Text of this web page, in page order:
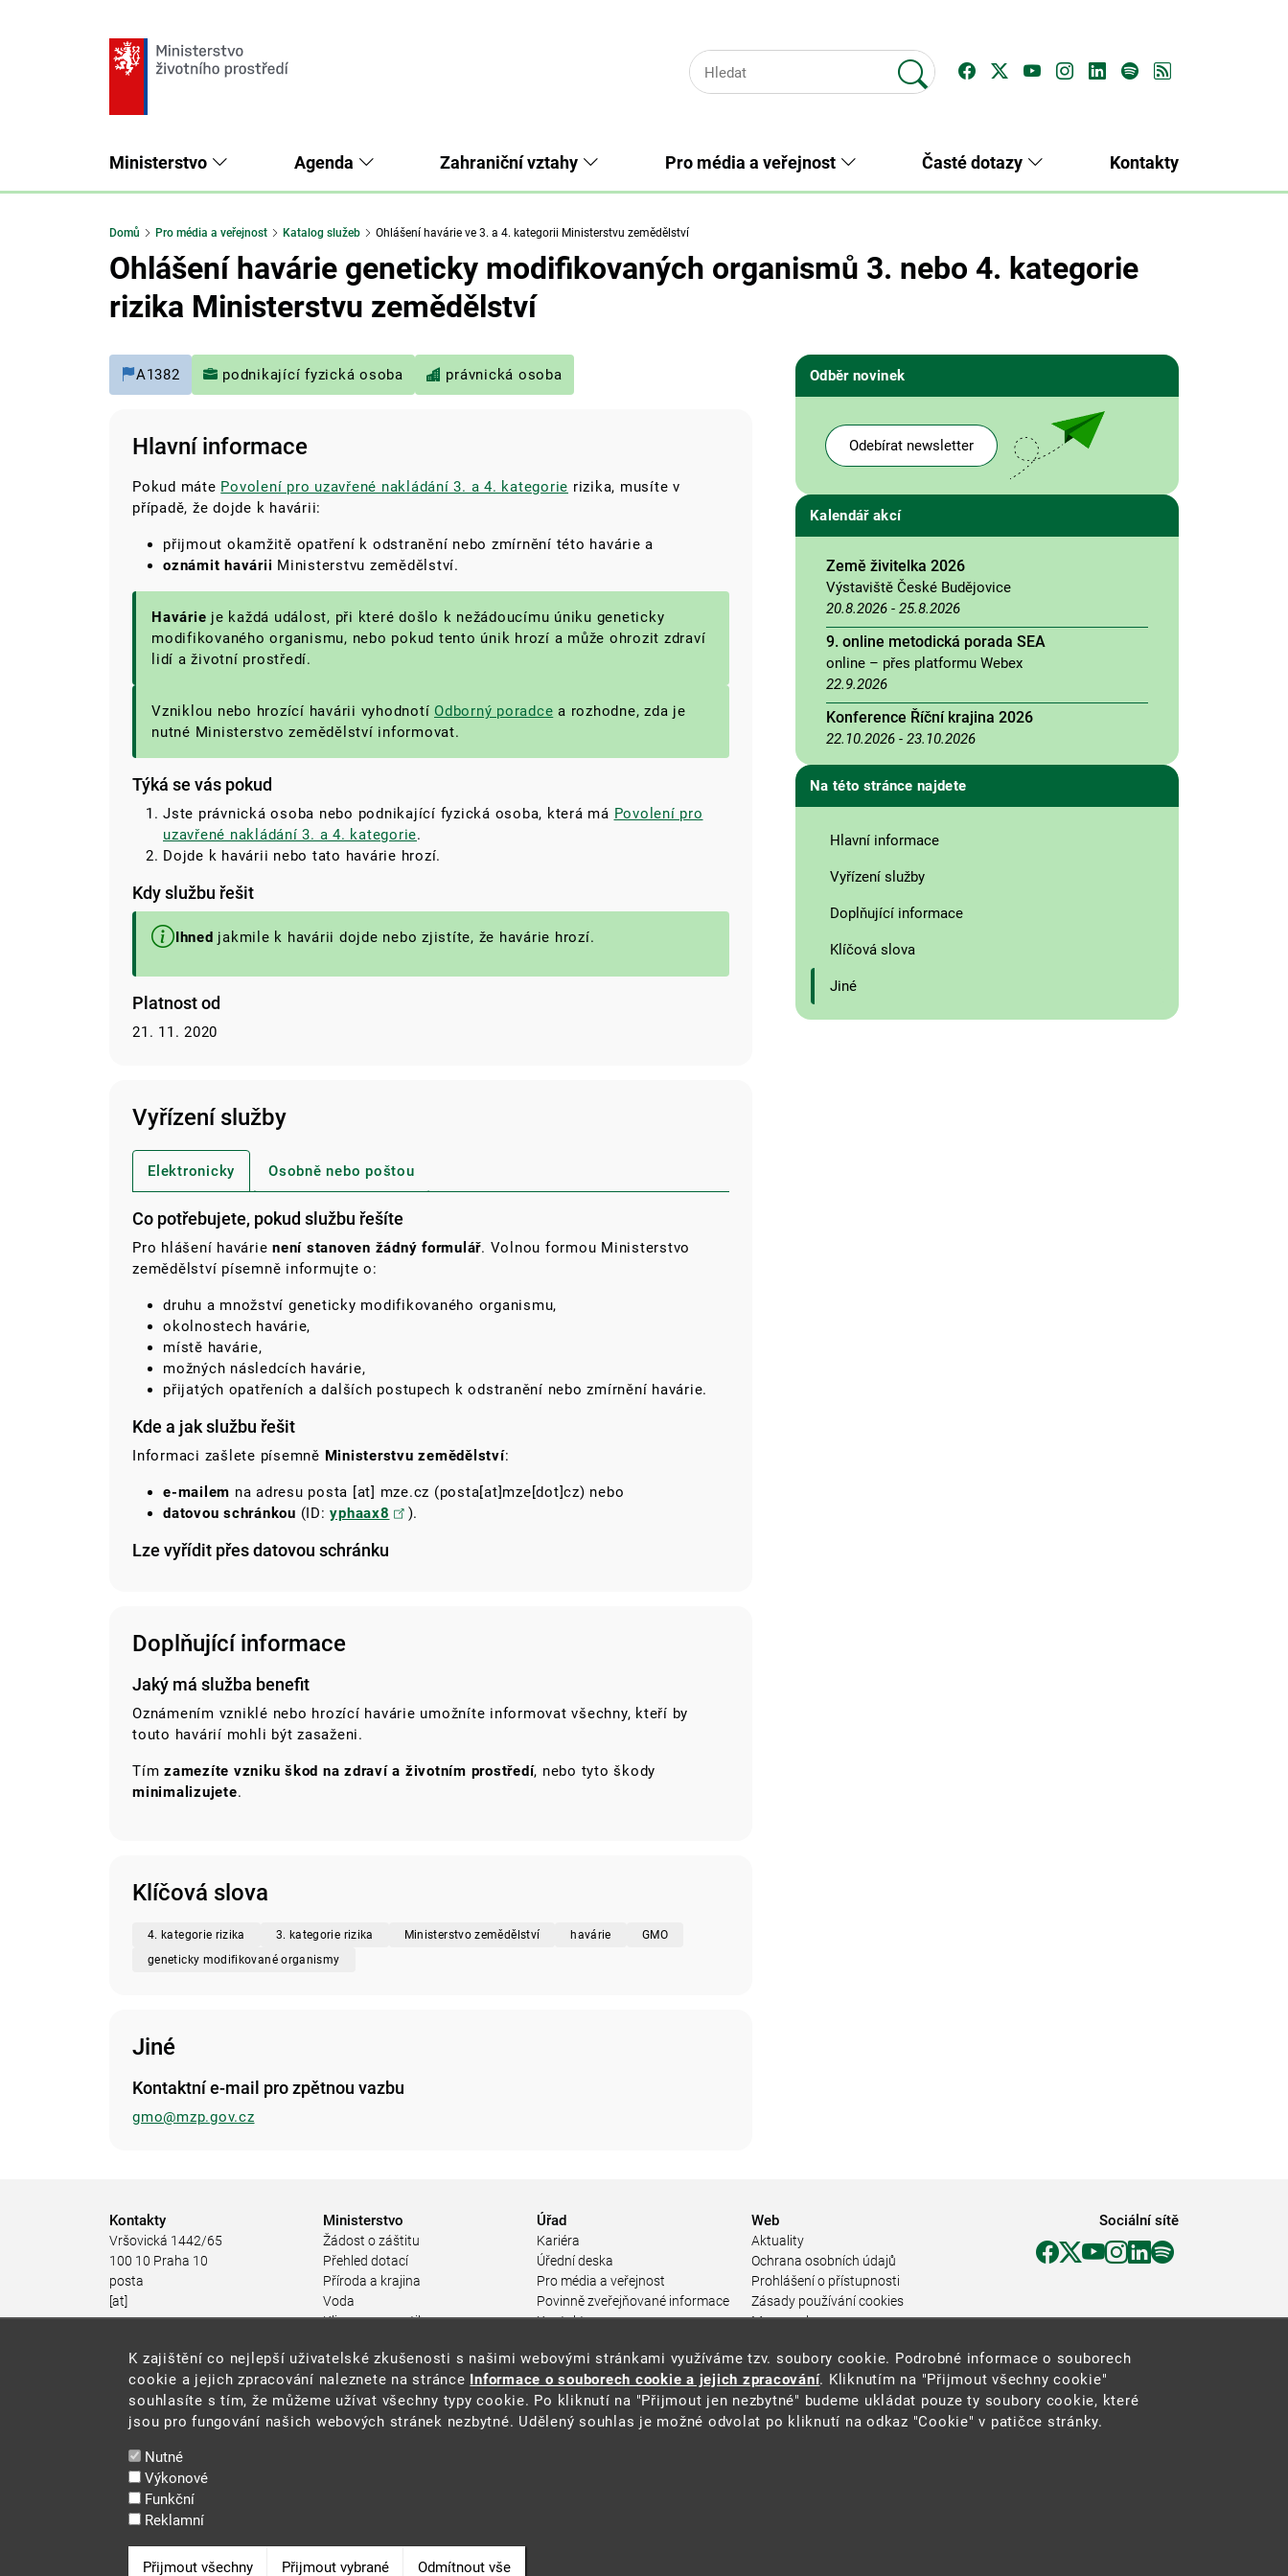
Ministerstvo Agenda Zahraniční vztahy Pro média a veřejnost Časté dotazy Kontakty
Domů Pro média a veřejnost Katalog služeb Ohlášení havárie ve 3. a 4. kategorii Ministerstvu zemědělství
Ohlášení havárie geneticky modifikovaných organismů 3. nebo 4. kategorie
rizika Ministerstvu zemědělství
A1382 podnikající fyzická osoba právnická osoba
Hlavní informace
Pokud máte Povolení pro uzavřené nakládání 3. a 4. kategorie rizika, musíte v
případě, že dojde k havárii:
přijmout okamžitě opatření k odstranění nebo zmírnění této havárie a
oznámit havárii Ministerstvu zemědělství.
Havárie je každá událost, při které došlo k nežádoucímu úniku geneticky
modifikovaného organismu, nebo pokud tento únik hrozí a může ohrozit zdraví
lidí a životní prostředí.
Vzniklou nebo hrozící havárii vyhodnotí Odborný poradce a rozhodne, zda je
nutné Ministerstvo zemědělství informovat.
Týká se vás pokud
Jste právnická osoba nebo podnikající fyzická osoba, která má Povolení pro
uzavřené nakládání 3. a 4. kategorie.
Dojde k havárii nebo tato havárie hrozí.
Kdy službu řešit
Ihned jakmile k havárii dojde nebo zjistíte, že havárie hrozí.
Platnost od
21. 11. 2020
Vyřízení služby
Elektronicky Osobně nebo poštou
Co potřebujete, pokud službu řešíte
Pro hlášení havárie není stanoven žádný formulář. Volnou formou Ministerstvo
zemědělství písemně informujte o:
druhu a množství geneticky modifikovaného organismu,
okolnostech havárie,
místě havárie,
možných následcích havárie,
přijatých opatřeních a dalších postupech k odstranění nebo zmírnění havárie.
Kde a jak službu řešit
Informaci zašlete písemně Ministerstvu zemědělství:
e-mailem na adresu posta [at] mze.cz (posta[at]mze[dot]cz) nebo
datovou schránkou (ID:yphaax8 ).
Lze vyřídit přes datovou schránku
Doplňující informace
Jaký má služba benefit
Oznámením vzniklé nebo hrozící havárie umožníte informovat všechny, kteří by
touto havárií mohli být zasaženi.
Tím zamezíte vzniku škod na zdraví a životním prostředí, nebo tyto škody
minimalizujete.
Klíčová slova
4. kategorie rizika 3. kategorie rizika Ministerstvo zemědělství havárie
GMO
geneticky modifikované organismy
Jiné
Kontaktní e-mail pro zpětnou vazbu
gmo@mzp.gov.cz
Odběr novinek
Odebírat newsletter
Kalendář akcí
Země živitelka 2026
Výstaviště České Budějovice
20.8.2026 - 25.8.2026
9. online metodická porada SEA
online – přes platformu Webex
22.9.2026
Konference Říční krajina 2026
22.10.2026 - 23.10.2026
Na této stránce najdete
Hlavní informace
Vyřízení služby
Doplňující informace
Klíčová slova
Jiné
Kontakty
Vršovická 1442/65
100 10 Praha 10
posta
[at]
mzp.gov.cz
+420 267 121 111
Ministerstvo
Žádost o záštitu
Přehled dotací
Příroda a krajina
Voda
Klima a energetika
Odpadové hospodářství
Rizika pro životní prostředí
Stav životního prostředí
Environmentální nástroje
Úřad
Kariéra
Úřední deska
Pro média a veřejnost
Povinně zveřejňované informace
Kontakty
(PDF, 204 kB)
Web
Aktuality
Ochrana osobních údajů
Prohlášení o přístupnosti
Zásady používání cookies
Mapa webu
Sociální sítě
K zajištění co nejlepší uživatelské zkušenosti s našimi webovými stránkami využíváme tzv. soubory cookie. Podrobné informace o souborech
cookie a jejich zpracování naleznete na stránce Informace o souborech cookie a jejich zpracování. Kliknutím na "Přijmout všechny cookie"
souhlasíte s tím, že můžeme užívat všechny typy cookie. Po kliknutí na "Přijmout jen nezbytné" budeme ukládat pouze ty soubory cookie, které
jsou pro fungování našich webových stránek nezbytné. Udělený souhlas je možné odvolat po kliknutí na odkaz "Cookie" v patičce stránky.
Nutné
Výkonové
Funkční
Reklamní
Přijmout všechny Přijmout vybrané Odmítnout vše